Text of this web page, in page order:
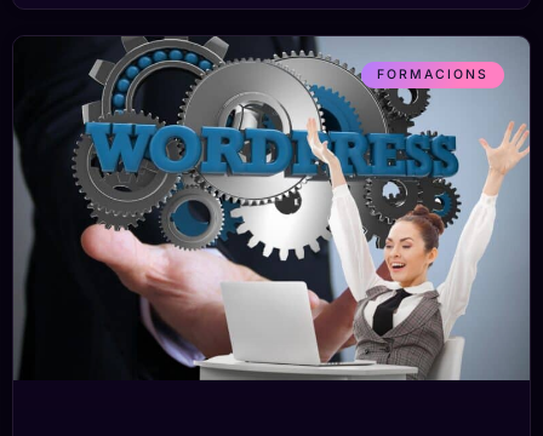
FORMACIONS